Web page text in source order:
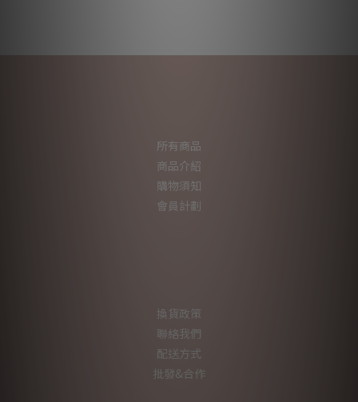
所有商品
商品介紹
購物須知
會員計劃
換貨政策
聯絡我們
配送方式
批發&合作